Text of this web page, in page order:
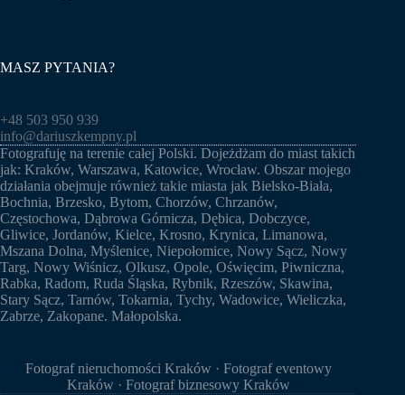
MASZ PYTANIA?
+48 503 950 939
info@dariuszkempny.pl
Fotografuję na terenie całej Polski. Dojeżdżam do miast takich
jak: Kraków, Warszawa, Katowice, Wrocław. Obszar mojego
działania obejmuje również takie miasta jak Bielsko-Biała,
Bochnia, Brzesko, Bytom, Chorzów, Chrzanów,
Częstochowa, Dąbrowa Górnicza, Dębica, Dobczyce,
Gliwice, Jordanów, Kielce, Krosno, Krynica, Limanowa,
Mszana Dolna, Myślenice, Niepołomice, Nowy Sącz, Nowy
Targ, Nowy Wiśnicz, Olkusz, Opole, Oświęcim, Piwniczna,
Rabka, Radom, Ruda Śląska, Rybnik, Rzeszów, Skawina,
Stary Sącz, Tarnów, Tokarnia, Tychy, Wadowice, Wieliczka,
Zabrze, Zakopane. Małopolska.
Fotograf nieruchomości Kraków· Fotograf eventowy
Kraków· Fotograf biznesowy Kraków